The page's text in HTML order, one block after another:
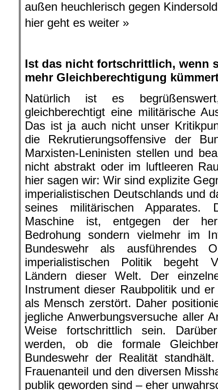
außen heuchlerisch gegen
hier geht es weiter »
Ist das nicht fortschrittlich, wenn
mehr Gleichberechtigung
Natürlich ist es
gleichberechtigt eine militärische
Das ist ja auch nicht unser
die Rekrutierungsoffensive der
Marxisten-Leninisten stellen und
nicht abstrakt oder im luftleeren
hier sagen wir: Wir sind explizite
imperialistischen Deutschlands und
seines militärischen Apparates.
Maschine ist, entgegen der
Bedrohung sondern vielmehr im
Bundeswehr als ausführendes
imperialistischen Politik begeht
Ländern dieser Welt. Der
Instrument dieser Raubpolitik und
als Mensch zerstört. Daher
jegliche Anwerbungsversuche aller
Weise fortschrittlich sein.
werden, ob die formale
Bundeswehr der Realität
Frauenanteil und den diversen
publik geworden sind – eher